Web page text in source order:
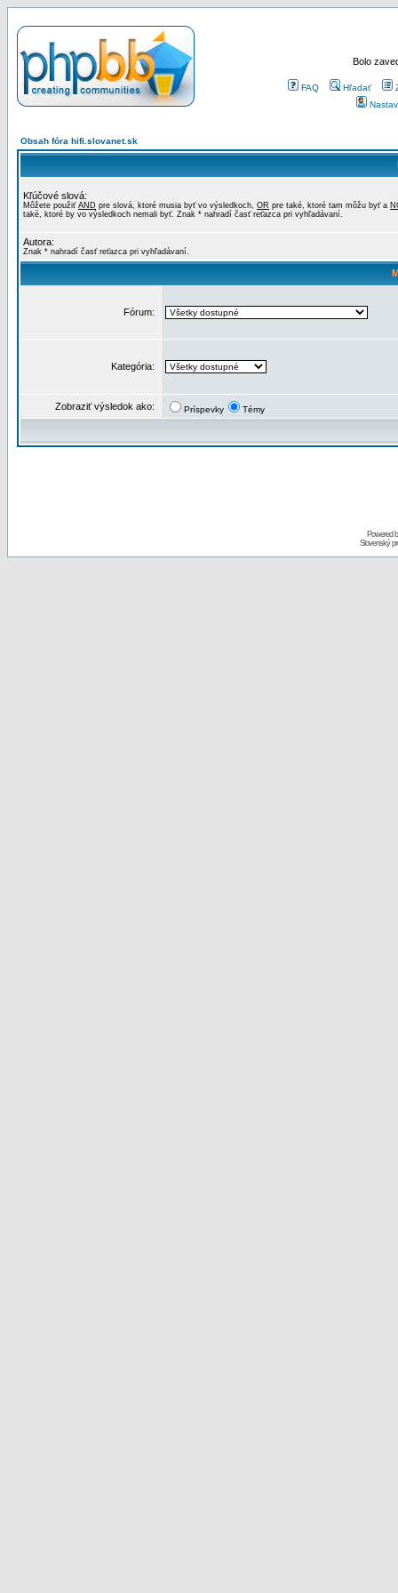
Bolo
FAQ Hľadať
Obsah fóra hifi.slovanet.sk
Kľúčové slová:
Môžete použiť AND pre slová, ktoré musia byť vo výsledkoch, OR pre také, ktoré tam môžu byť a
také, ktoré by vo výsledkoch nemali byť. Znak * nahradí časť reťazca pri vyhľadávaní.
Autora:
Znak * nahradí časť reťazca pri vyhľadávaní.
Fórum:
Kategória:
Zobraziť výsledok ako: Príspevky Témy
Powered
Slovenský